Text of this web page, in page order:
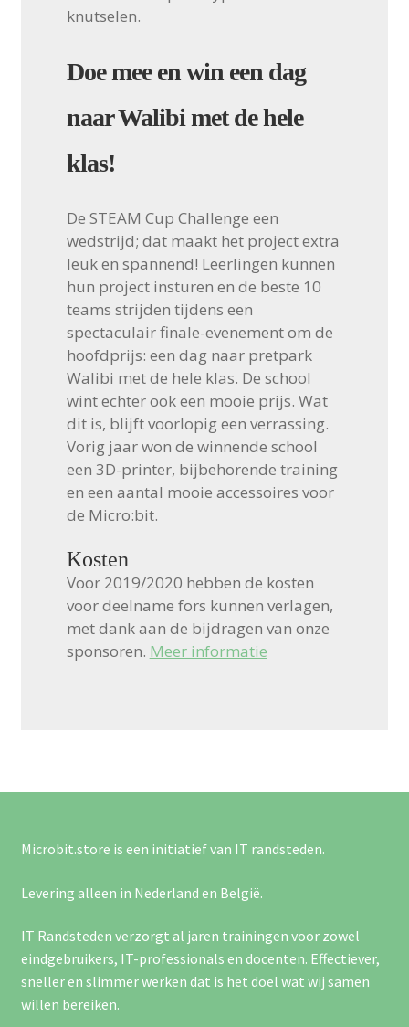
knutselen.
Doe mee en win een dag
naar Walibi met de hele
klas!
De STEAM Cup Challenge een
wedstrijd; dat maakt het project extra
leuk en spannend! Leerlingen kunnen
hun project insturen en de beste 10
teams strijden tijdens een
spectaculair finale-evenement om de
hoofdprijs: een dag naar pretpark
Walibi met de hele klas. De school
wint echter ook een mooie prijs. Wat
dit is, blijft voorlopig een verrassing.
Vorig jaar won de winnende school
een 3D-printer, bijbehorende training
en een aantal mooie accessoires voor
de Micro:bit.
Kosten
Voor 2019/2020 hebben de kosten
voor deelname fors kunnen verlagen,
met dank aan de bijdragen van onze
sponsoren. Meer informatie
Microbit.store is een initiatief van IT randsteden.
Levering alleen in Nederland en België.
IT Randsteden verzorgt al jaren trainingen voor zowel
eindgebruikers, IT-professionals en docenten. Effectiever,
sneller en slimmer werken dat is het doel wat wij samen
willen bereiken.